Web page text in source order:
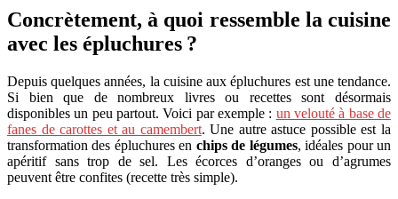
Concrètement, à quoi ressemble la cuisine
avec les épluchures ?
Depuis quelques années, la cuisine aux épluchures est une tendance.
Si bien que de nombreux livres ou recettes sont désormais
disponibles un peu partout. Voici par exemple : un velouté à base de
fanes de carottes et au camembert. Une autre astuce possible est la
transformation des épluchures en chips de légumes, idéales pour un
apéritif sans trop de sel. Les écorces d’oranges ou d’agrumes
peuvent être confites (recette très simple).